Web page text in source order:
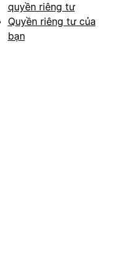
quyền riêng tư
Quyền riêng tư của
bạn